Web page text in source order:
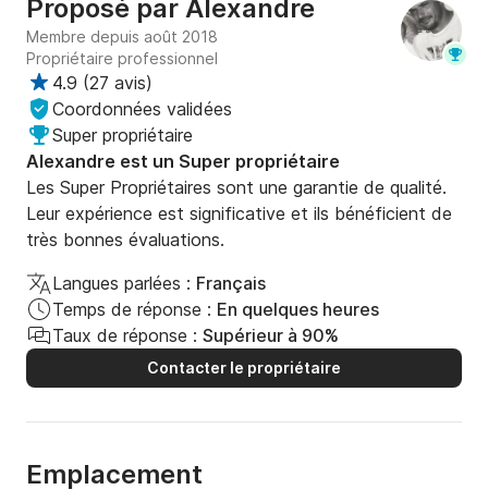
Proposé par Alexandre
Membre depuis août 2018
Propriétaire professionnel
4.9 (27 avis)
Coordonnées validées
Super propriétaire
Alexandre est un Super propriétaire
Les Super Propriétaires sont une garantie de qualité.
Leur expérience est significative et ils bénéficient de
très bonnes évaluations.
Langues parlées : Français
Temps de réponse : En quelques heures
Taux de réponse : Supérieur à 90%
Contacter le propriétaire
Emplacement